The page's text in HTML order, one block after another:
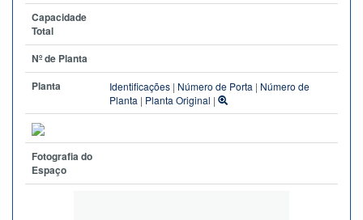
Capacidade
Total
Nº de Planta
Planta
Identificações | Número de Porta | Número de
Planta | Planta Original |
Fotografia do
Espaço